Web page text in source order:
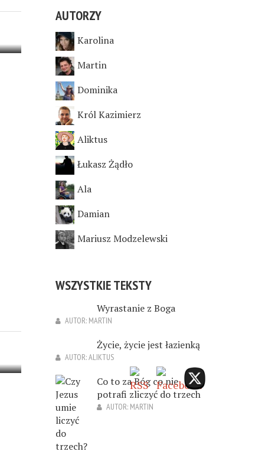
AUTORZY
Karolina
Martin
Dominika
Król Kazimierz
Aliktus
Łukasz Żądło
Ala
Damian
Mariusz Modzelewski
WSZYSTKIE TEKSTY
Wyrastanie z Boga
AUTOR: MARTIN
Życie, życie jest łazienką
AUTOR:ALIKTUS
Co to za Bóg co nie
potrafi zliczyć do trzech
AUTOR: MARTIN